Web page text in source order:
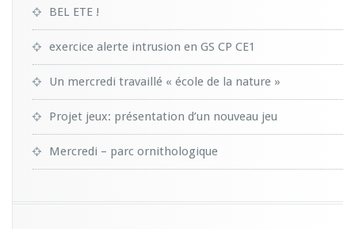
BEL ETE !
exercice alerte intrusion en GS CP CE1
Un mercredi travaillé « école de la nature »
Projet jeux: présentation d’un nouveau jeu
Mercredi – parc ornithologique